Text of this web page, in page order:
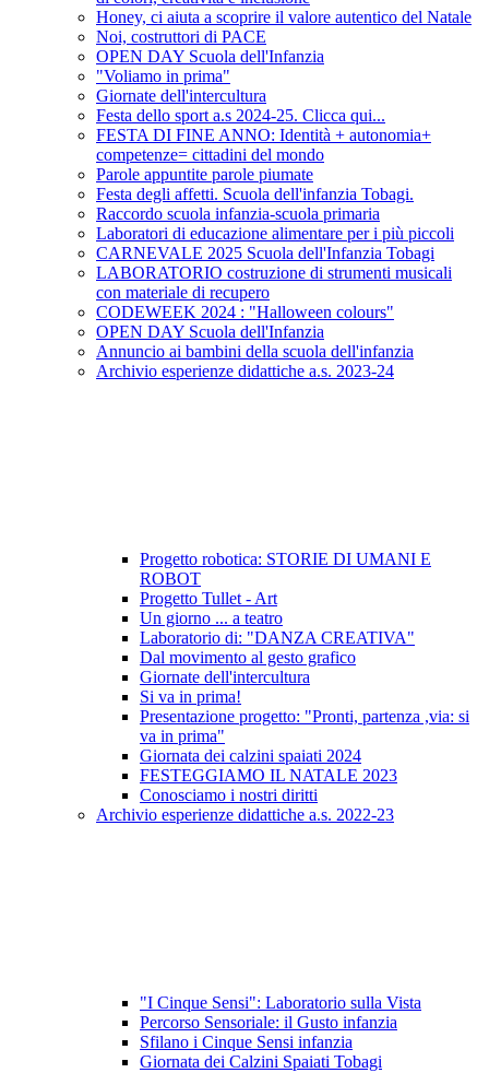
Honey, ci aiuta a scoprire il valore autentico del Natale
Noi, costruttori di PACE
OPEN DAY Scuola dell'Infanzia
"Voliamo in prima"
Giornate dell'intercultura
Festa dello sport a.s 2024-25. Clicca qui...
FESTA DI FINE ANNO: Identità + autonomia+
competenze= cittadini del mondo
Parole appuntite parole piumate
Festa degli affetti. Scuola dell'infanzia Tobagi.
Raccordo scuola infanzia-scuola primaria
Laboratori di educazione alimentare per i più piccoli
CARNEVALE 2025 Scuola dell'Infanzia Tobagi
LABORATORIO costruzione di strumenti musicali
con materiale di recupero
CODEWEEK 2024 : "Halloween colours"
OPEN DAY Scuola dell'Infanzia
Annuncio ai bambini della scuola dell'infanzia
Archivio esperienze didattiche a.s. 2023-24
Progetto robotica: STORIE DI UMANI E
ROBOT
Progetto Tullet - Art
Un giorno ... a teatro
Laboratorio di: "DANZA CREATIVA"
Dal movimento al gesto grafico
Giornate dell'intercultura
Si va in prima!
Presentazione progetto: "Pronti, partenza ,via: si
va in prima"
Giornata dei calzini spaiati 2024
FESTEGGIAMO IL NATALE 2023
Conosciamo i nostri diritti
Archivio esperienze didattiche a.s. 2022-23
"I Cinque Sensi": Laboratorio sulla Vista
Percorso Sensoriale: il Gusto infanzia
Sfilano i Cinque Sensi infanzia
Giornata dei Calzini Spaiati Tobagi